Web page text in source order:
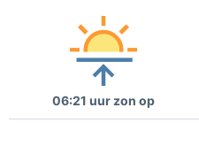
06:21 uur zon op